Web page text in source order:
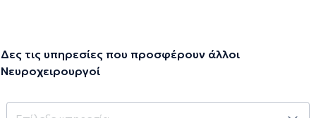
Δες τις υπηρεσίες που προσφέρουν άλλοι
Νευροχειρουργοί